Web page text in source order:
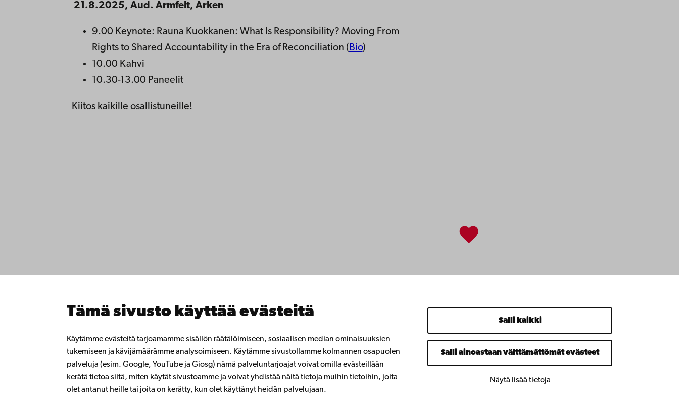
Tämä sivusto käyttää evästeitä
Käytämme evästeitä tarjoamamme sisällön räätälöimiseen, sosiaalisen median ominaisuuksien
tukemiseen ja kävijämäärämme analysoimiseen. Käytämme sivustollamme kolmannen osapuolen
palveluja (esim. Google, YouTube ja Giosg) nämä palveluntarjoajat voivat omilla evästeillään
kerätä tietoa siitä, miten käytät sivustoamme ja voivat yhdistää näitä tietoja muihin tietoihin, joita
olet antanut heille tai joita on kerätty, kun olet käyttänyt heidän palvelujaan.
Salli kaikki
Salli ainoastaan välttämättömät evästeet
Näytä lisää tietoja
21.8.2025, Aud. Armfelt, Arken
9.00 Keynote: Rauna Kuokkanen: What Is Responsibility? Moving From
Rights to Shared Accountability in the Era of Reconciliation ( Bio)
10.00 Kahvi
10.30-13.00 Paneelit
Kiitos kaikille osallistuneille!
Rantakatu 2
+358 2 215 31
Tee yhteistyötä kanssamme
Jatkuva oppiminen
Lahjoita Åbo Akademille
Liity alumniverkostoomme
Åbo Akademista